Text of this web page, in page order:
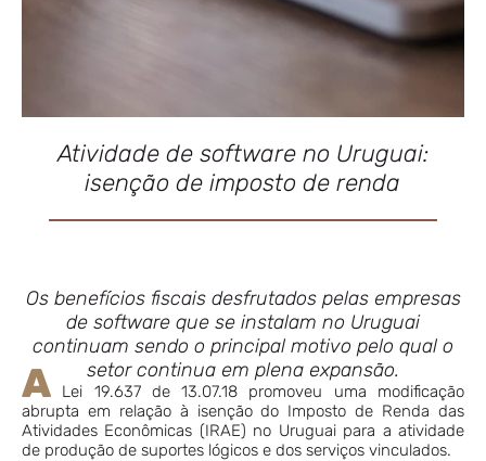
Atividade de software no Uruguai:
isenção de imposto de renda
Os benefícios fiscais desfrutados pelas empresas
de software que se instalam no Uruguai
continuam sendo o principal motivo pelo qual o
setor continua em plena expansão.
A Lei 19.637 de 13.07.18 promoveu uma modificação
abrupta em relação à isenção do Imposto de Renda das
Atividades Econômicas (IRAE) no Uruguai para a atividade
de produção de suportes lógicos e dos serviços vinculados.